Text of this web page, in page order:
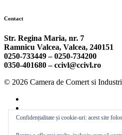
Contact
Str. Regina Maria, nr. 7
Ramnicu Valcea, Valcea, 240151
0250-733449 –0250-734200
0350-401680 –ccivl@ccivl.ro
© 2026 Camera de Comert si
Confidențialitate și cookie-uri: acest site